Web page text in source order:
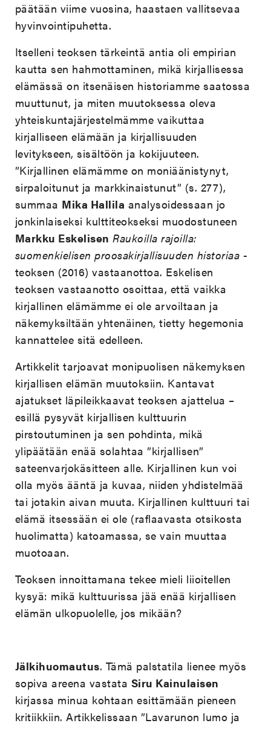
päätään viime vuosina, haastaen vallitsevaa
hyvinvointipuhetta.
Itselleni teoksen tärkeintä antia oli empirian
kautta sen hahmottaminen, mikä kirjallisessa
elämässä on itsenäisen historiamme saatossa
muuttunut, ja miten muutoksessa oleva
yhteiskuntajärjestelmämme vaikuttaa
kirjalliseen elämään ja kirjallisuuden
levitykseen, sisältöön ja kokijuuteen.
”Kirjallinen elämämme on moniäänistynyt,
sirpaloitunut ja markkinaistunut” (s. 277),
summaa Mika Hallila analysoidessaan jo
jonkinlaiseksi kulttiteokseksi muodostuneen
Markku Eskelisen Raukoilla rajoilla:
suomenkielisen proosakirjallisuuden historiaa -
teoksen (2016) vastaanottoa. Eskelisen
teoksen vastaanotto osoittaa, että vaikka
kirjallinen elämämme ei ole arvoiltaan ja
näkemyksiltään yhtenäinen, tietty hegemonia
kannattelee sitä edelleen.
Artikkelit tarjoavat monipuolisen näkemyksen
kirjallisen elämän muutoksiin. Kantavat
ajatukset läpileikkaavat teoksen ajattelua –
esillä pysyvät kirjallisen kulttuurin
pirstoutuminen ja sen pohdinta, mikä
ylipäätään enää solahtaa ”kirjallisen”
sateenvarjokäsitteen alle. Kirjallinen kun voi
olla myös ääntä ja kuvaa, niiden yhdistelmää
tai jotakin aivan muuta. Kirjallinen kulttuuri tai
elämä itsessään ei ole (raflaavasta otsikosta
huolimatta) katoamassa, se vain muuttaa
muotoaan.
Teoksen innoittamana tekee mieli liioitellen
kysyä: mikä kulttuurissa jää enää kirjallisen
elämän ulkopuolelle, jos mikään?
Jälkihuomautus. Tämä palstatila lienee myös
sopiva areena vastata Siru Kainulaisen
kirjassa minua kohtaan esittämään pieneen
kritiikkiin. Artikkelissaan ”Lavarunon lumo ja